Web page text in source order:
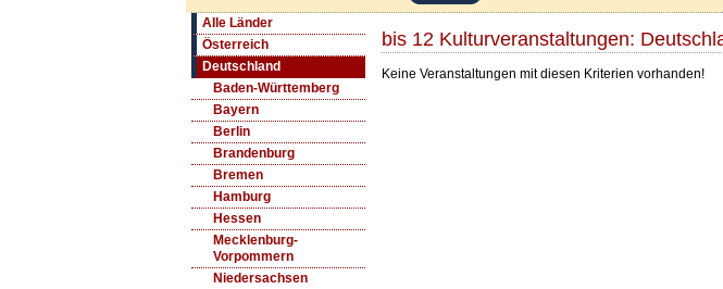
Alle Länder
Österreich
Deutschland
Baden-Württemberg
Bayern
Berlin
Brandenburg
Bremen
Hamburg
Hessen
Mecklenburg-
Vorpommern
Niedersachsen
bis 12 Kulturveranstaltungen:
Keine Veranstaltungen mit diesen Kriterien vorhanden!